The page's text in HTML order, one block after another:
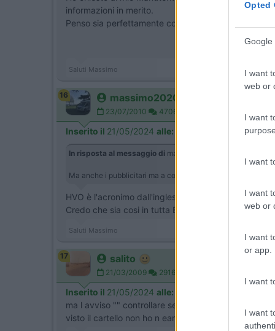
Opted
Google
I want
web or
I want
I want
I want
web or
I want
or app.
I want
I want
informazioni in merito.
Penso sia perfettamente compatibile ma preferirei
Saluti Massimo
16 massimo2020
23/07/2010 4706
Inserito il 21/05/2024 alle:
In risposta al messaggio di marob
Ma anche i pubblicitari ma a cosa pensano quando
HVO è l'acronimo dall'inglese di olio vegetale
Credo che sia cosi in tutta Europa
Saluti Massimo
17 salito
21/03/2009 29162
Inserito il 21/05/2024 alle:
ma l avviso "" controllare se comoatibile "" lo ho
visto il cartello non ho n eanche guardato quanto